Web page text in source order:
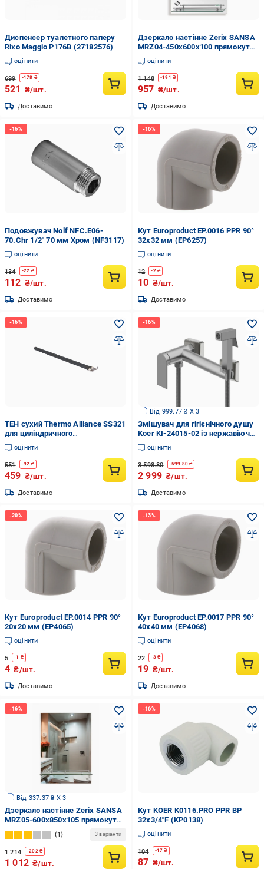
Диспенсер туалетного паперу
Rixo Maggio P176B (27182576)
оцінити
699 -178 ₴
521 ₴/шт.
Доставимо
Дзеркало настінне Zerix SANSA
MRZ04-450x600x100 прямокутне
з полицею та декором (ZX5626)
оцінити
1 148 -191 ₴
957 ₴/шт.
Доставимо
Подовжувач Nolf NFC.E06-
70.Chr 1/2" 70 мм Хром (NF3117)
оцінити
134 -22 ₴
112 ₴/шт.
Доставимо
Кут Europroduct EP.0016 PPR 90°
32x32 мм (EP6257)
оцінити
12 -2₴
10 ₴/шт.
Доставимо
ТЕН сухий Thermo Alliance SS321
для циліндричного
водонагрівача L 235 мм 800 Вт
(36202770)
оцінити
551 -92 ₴
459 ₴/шт.
Доставимо
Від 999.77 ₴ X 3
Змішувач для гігієнічного душу
Koer KI-24015-02 із нержавіючої
сталі SUS304 нержавіюча сталь
(KR5895)
оцінити
3 598.80 -599.80₴
2 999 ₴/шт.
Доставимо
Кут Europroduct EP.0014 PPR 90°
20x20 мм (EP4065)
оцінити
5 -1 ₴
4 ₴/шт.
Доставимо
Кут Europroduct EP.0017 PPR 90°
40x40 мм (EP4068)
оцінити
22 -3₴
19 ₴/шт.
Доставимо
Від 337.37 ₴ X 3
Дзеркало настінне Zerix SANSA
MRZ05-600x850x105 прямокутне
з полицею (ZX5628)
1 3 варіанти
1 214 -202₴
1 012 ₴/шт.
Кут KOER K0116.PRO PPR ВР
32x3/4"F (KP0138)
оцінити
104 -17 ₴
87 ₴/шт.